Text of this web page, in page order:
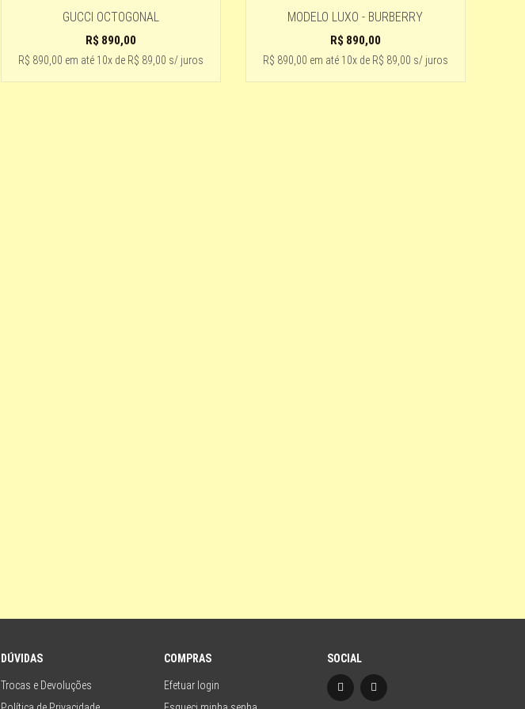
GUCCI OCTOGONAL
R$ 890,00
R$ 890,00 em até10x de R$ 89,00 s/ juros
MODELO LUXO - BURBERRY
R$ 890,00
R$ 890,00 em até10x de R$ 89,00 s/ juros
DÚVIDAS
Trocas e Devoluções
COMPRAS
Efetuar login
SOCIAL